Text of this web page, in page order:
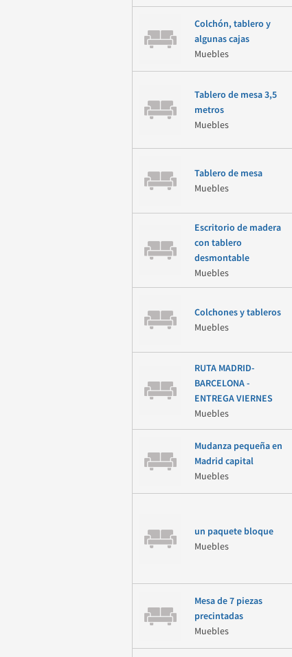
Colchón, tablero y
algunas cajas
Muebles
Tablero de mesa 3,5
metros
Muebles
Tablero de mesa
Muebles
Escritorio de madera
con tablero
desmontable
Muebles
Colchones y tableros
Muebles
RUTA MADRID-
BARCELONA -
ENTREGA VIERNES
Muebles
Mudanza pequeña en
Madrid capital
Muebles
un paquete bloque
Muebles
Mesa de 7 piezas
precintadas
Muebles